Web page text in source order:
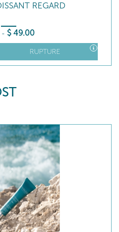
REGARD
- $ 49.00
RUPTURE